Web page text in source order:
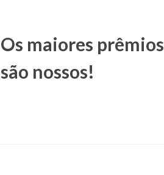
Os maiores prêmios
são nossos!